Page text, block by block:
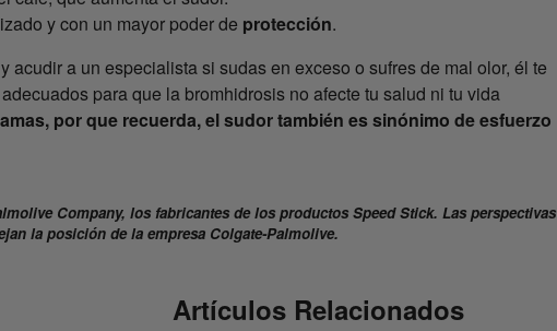
y con un mayor poder de protección.
acudir a un especialista si sudas en exceso o sufres de mal olor, él te
para que la bromhidrosis no afecte tu salud ni tu vida
por que recuerda, el sudor también es sinónimo de esfuerzo
Company, los fabricantes de los productos Speed Stick. Las perspectivas
la posición de la empresa Colgate-Palmolive.
Artículos Relacionados